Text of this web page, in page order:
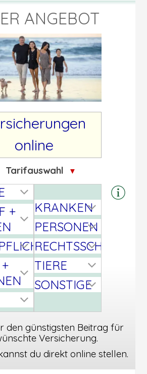
ANGEBOT
online
Tarifauswahl ▼
+
KRANKEN
PERSONEN
RECHTSSCHUTZ
TIERE
SONSTIGE
den günstigsten Beitrag für
Versicherung.
du direkt online stellen.